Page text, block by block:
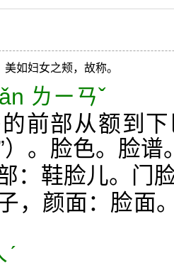
如妇女之颊，故称。
ㄌㄧㄢˇ
前部从额到
）。脸色。脸谱
：鞋脸儿。门
，颜面：脸面